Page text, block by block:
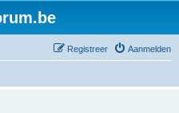
Aanmelden
Registreer